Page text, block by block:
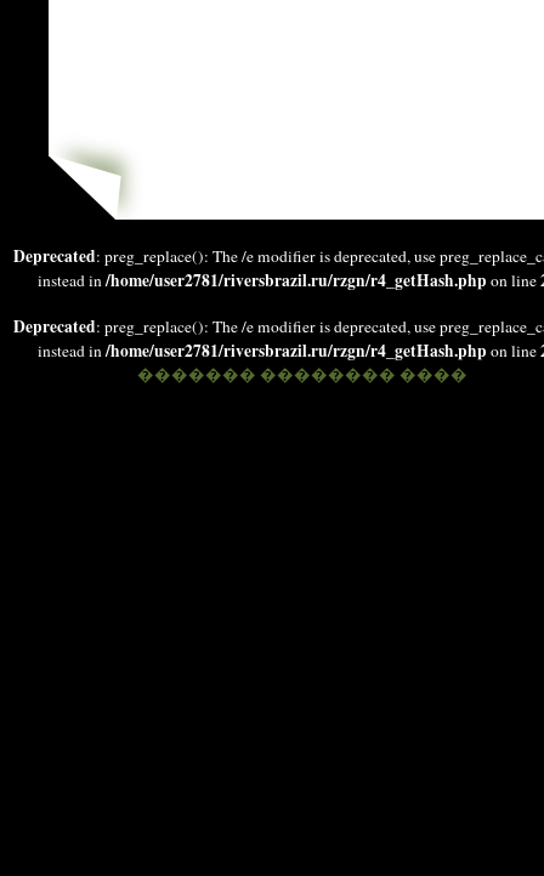
Deprecated: preg_replace(): The /e modifier is deprecated, use
instead in/home/user2781/riversbrazil.ru/rzgn/r4_getHash.php on line
Deprecated: preg_replace(): The /e modifier is deprecated, use
instead in/home/user2781/riversbrazil.ru/rzgn/r4_getHash.php on line
������� �������� ����